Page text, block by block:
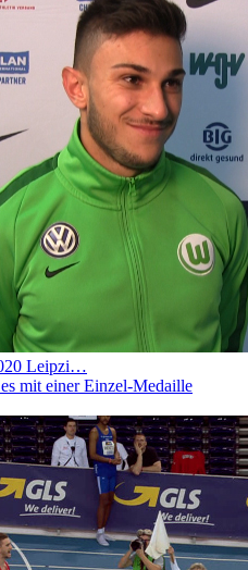
Leipzi…
mit einer Einzel-Medaille